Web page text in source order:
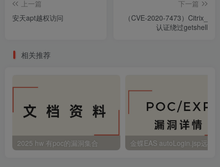
上一篇
安天apt越权访问
下一篇
（CVE-2020-7473）Citrix_
认证绕过getshell
相关推荐
2025 hw 有poc的漏洞集合